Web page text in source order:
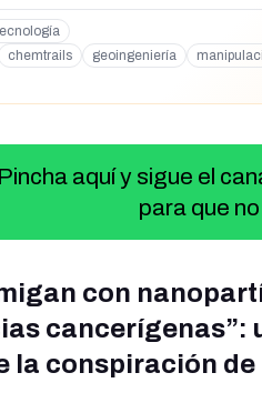
chemtrails geoingeniería
aquí y sigue el
para que
con
cancerígenas”:
la conspiración de